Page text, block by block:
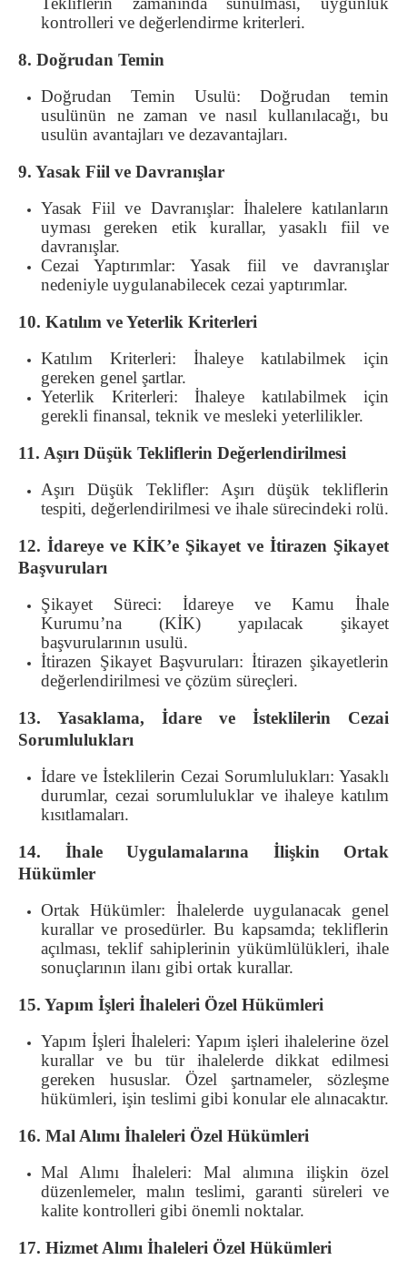
kontrolleri ve değerlendirme kriterleri.
8. Doğrudan Temin
Doğrudan Temin Usulü: Doğrudan temin
usulünün ne zaman ve nasıl kullanılacağı, bu
usulün avantajları ve dezavantajları.
9. Yasak Fiil ve Davranışlar
Yasak Fiil ve Davranışlar: İhalelere katılanların
uyması gereken etik kurallar, yasaklı fiil ve
davranışlar.
Cezai Yaptırımlar: Yasak fiil ve davranışlar
nedeniyle uygulanabilecek cezai yaptırımlar.
10. Katılım ve Yeterlik Kriterleri
Katılım Kriterleri: İhaleye katılabilmek için
gereken genel şartlar.
Yeterlik Kriterleri: İhaleye katılabilmek için
gerekli finansal, teknik ve mesleki yeterlilikler.
11. Aşırı Düşük Tekliflerin Değerlendirilmesi
Aşırı Düşük Teklifler: Aşırı düşük tekliflerin
tespiti, değerlendirilmesi ve ihale sürecindeki rolü.
12. İdareye ve KİK’e Şikayet ve İtirazen Şikayet
Başvuruları
Şikayet Süreci: İdareye ve Kamu İhale
Kurumu’na (KİK) yapılacak şikayet
başvurularının usulü.
İtirazen Şikayet Başvuruları: İtirazen şikayetlerin
değerlendirilmesi ve çözüm süreçleri.
13. Yasaklama, İdare ve İsteklilerin Cezai
Sorumlulukları
İdare ve İsteklilerin Cezai Sorumlulukları: Yasaklı
durumlar, cezai sorumluluklar ve ihaleye katılım
kısıtlamaları.
14. İhale Uygulamalarına İlişkin Ortak
Hükümler
Ortak Hükümler: İhalelerde uygulanacak genel
kurallar ve prosedürler. Bu kapsamda; tekliflerin
açılması, teklif sahiplerinin yükümlülükleri, ihale
sonuçlarının ilanı gibi ortak kurallar.
15. Yapım İşleri İhaleleri Özel Hükümleri
Yapım İşleri İhaleleri: Yapım işleri ihalelerine özel
kurallar ve bu tür ihalelerde dikkat edilmesi
gereken hususlar. Özel şartnameler, sözleşme
hükümleri, işin teslimi gibi konular ele alınacaktır.
16. Mal Alımı İhaleleri Özel Hükümleri
Mal Alımı İhaleleri: Mal alımına ilişkin özel
düzenlemeler, malın teslimi, garanti süreleri ve
kalite kontrolleri gibi önemli noktalar.
17. Hizmet Alımı İhaleleri Özel Hükümleri